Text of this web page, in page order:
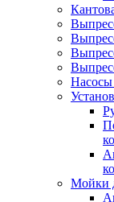
Насосы
Мойки